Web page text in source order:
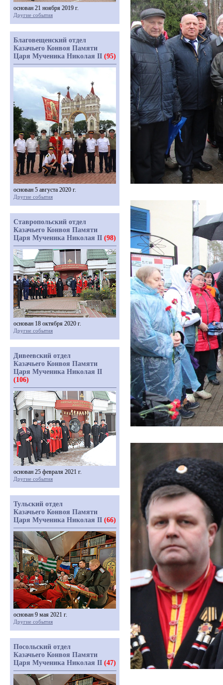
основан 21 ноября 2019 г.
Другие события
Благовещенский отдел
Казачьего Конвоя Памяти
Царя Мученика Николая II (95)
основан 5 августа 2020 г.
Другие события
Ставропольский отдел
Казачьего Конвоя Памяти
Царя Мученика Николая II (98)
основан 18 октября 2020 г.
Другие события
Дивеевский отдел
Казачьего Конвоя Памяти
Царя Мученика Николая II
(106)
основан 25 февраля 2021 г.
Другие события
Тульский отдел
Казачьего Конвоя Памяти
Царя Мученика Николая II (66)
основан 9 мая 2021 г.
Другие события
Посольский отдел
Казачьего Конвоя Памяти
Царя Мученика Николая II (47)